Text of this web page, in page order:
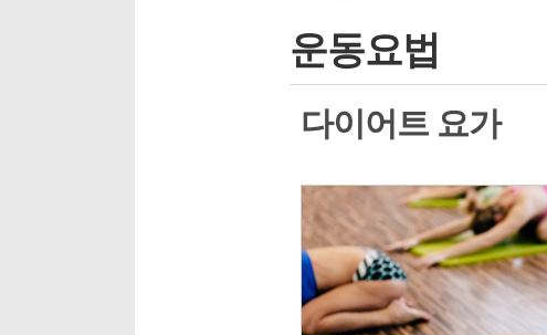
운동요법
다이어트 요가